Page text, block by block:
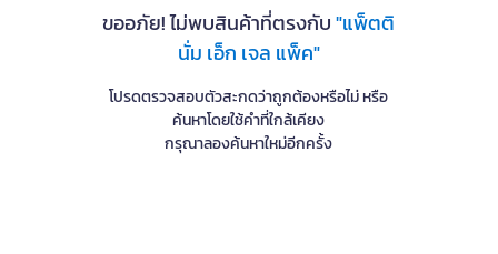
ขออภัย! ไม่พบสินค้าที่ตรงกับ"แพ็ตติ
นั่ม เอ็ก เจล แพ็ค"
โปรดตรวจสอบตัวสะกดว่าถูกต้องหรือไม่ หรือ
ค้นหาโดยใช้คำที่ใกล้เคียง
กรุณาลองค้นหาใหม่อีกครั้ง